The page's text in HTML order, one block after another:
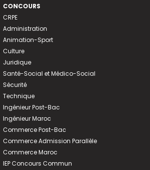
CONCOURS
CRPE
Administration
Animation-Sport
Culture
Juridique
Santé-Social et Médico-Social
Sécurité
Technique
Ingénieur Post-Bac
Ingénieur Maroc
Commerce Post-Bac
Commerce Admission Parallèle
Commerce Maroc
IEP Concours Commun